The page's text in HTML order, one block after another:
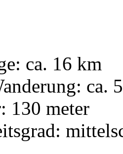
ca. 16 km
ca.
130 meter